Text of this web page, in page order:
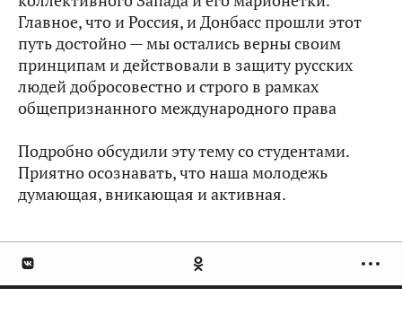
Главное, что и Россия, и Донбасс прошли этот
путь достойно — мы остались верны своим
принципам и действовали в защиту русских
людей добросовестно и строго в рамках
общепризнанного международного права
Подробно обсудили эту тему со студентами.
Приятно осознавать, что наша молодежь
думающая, вникающая и активная.